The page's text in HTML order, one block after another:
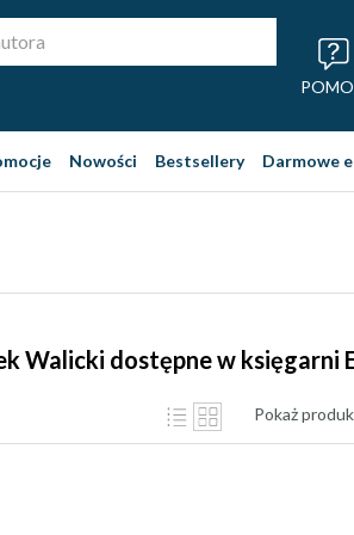
Nowości Bestsellery Darmowe
Walicki dostępne w księgarni
Pokaż